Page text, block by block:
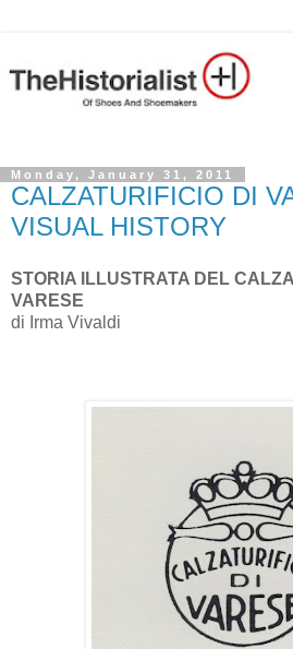
Monday, January 31, 2011
CALZATURIFICIO DI
VISUAL HISTORY
STORIA ILLUSTRATA DEL
VARESE
di Irma Vivaldi